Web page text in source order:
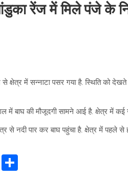
रेंज में मिले पंजे के
में सन्नाटा पसर गया है. स्थिति को देखते
में बाघ की मौजूदगी सामने आई है. क्षेत्र में
से नदी पार कर बाघ पहुंचा है. क्षेत्र में पहले से
C